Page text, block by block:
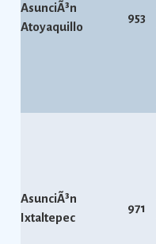
AsunciÃ³n
Atoyaquillo
953
AsunciÃ³n
Ixtaltepec
971